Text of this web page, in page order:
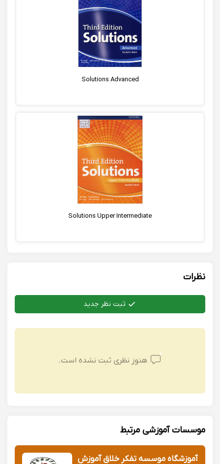
Solutions Advanced
Solutions Upper Intermediate
نظرات
ثبت نظر جدید
هنوز نظری ثبت نشده است.
موسسات آموزشی مرتبط
آموزشگاه موسسه تفکر خلاق آموزش